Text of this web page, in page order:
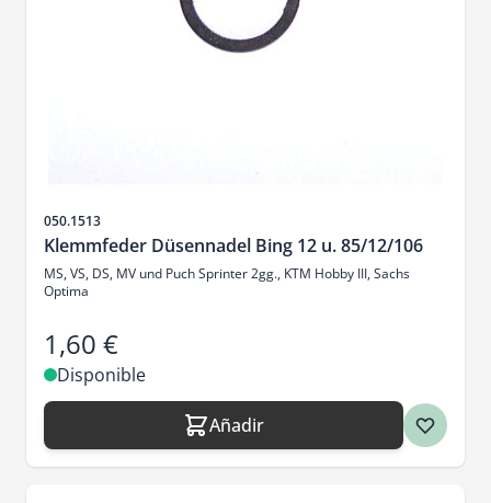
SKU
050.1513
Klemmfeder Düsennadel Bing 12 u. 85/12/106
MS, VS, DS, MV und Puch Sprinter 2gg., KTM Hobby III, Sachs
Optima
1,60 €
Disponible
Añadir